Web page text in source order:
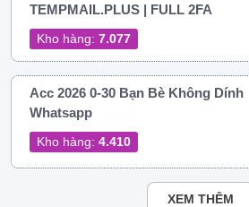
TEMPMAIL.PLUS | FULL 2FA
Kho hàng: 7.077
Acc 2026 0-30 Bạn Bè Không Dính
Whatsapp
Kho hàng: 4.410
XEM THÊM